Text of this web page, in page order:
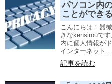
パソコン内
ことができ
こんにちは！器
きなkensirouで
内に個人情報が
インターネット...
記事を読む